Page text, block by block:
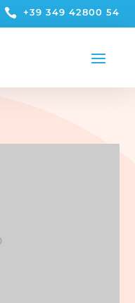
 +39 349 42800 54